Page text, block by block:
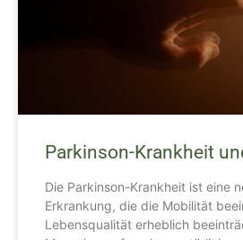
Parkinson-Krankheit
Die Parkinson-Krankheit ist eine
Erkrankung, die die Mobilität
Lebensqualität erheblich